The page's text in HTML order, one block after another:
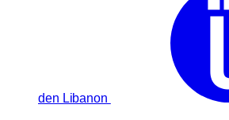
den Libanon